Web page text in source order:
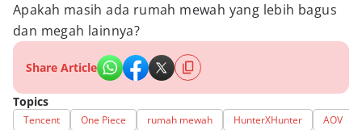
Apakah masih ada rumah mewah yang lebih bagus
dan megah lainnya?
Share Article
Topics
Tencent One Piece rumah mewah HunterXHunter
AOV